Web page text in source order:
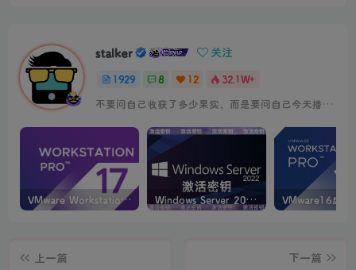
stalker 关注
1929 8 12
32.1W+
不要问自己收获了多少果实，而是要问自己今天播种了多少种子
VMware Workstation PRO v17.6.4 正式版_虚拟机(带激活密钥) Windows Server 2022激活密钥 2024 5月更新
上一篇
下一篇